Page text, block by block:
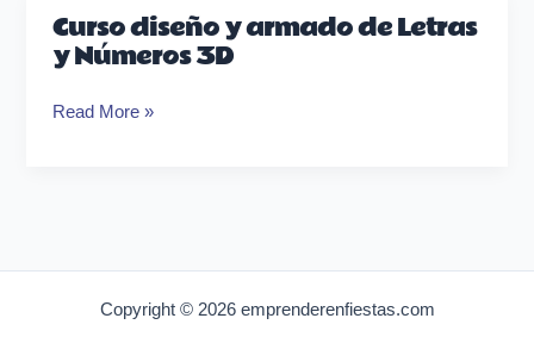
Curso diseño y armado de Letras
y Números 3D
Curso
diseño
armado
Read More »
Copyright © 2026 emprenderenfiestas.com